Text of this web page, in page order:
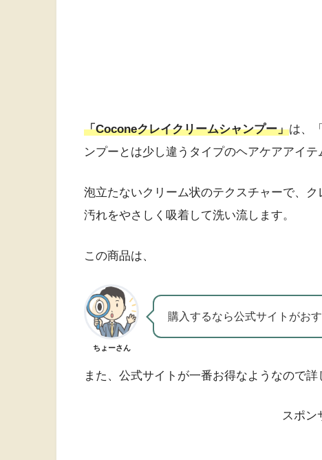
「Coconeクレイクリームシャンプー」は、
ンプーとは少し違うタイプのヘアケアアイテ
泡立たないクリーム状のテクスチャーで、
汚れをやさしく吸着して洗い流します。
この商品は、
ちょーさん
購入するなら公式サイトがおす
また、公式サイトが一番お得なようなので詳
スポン